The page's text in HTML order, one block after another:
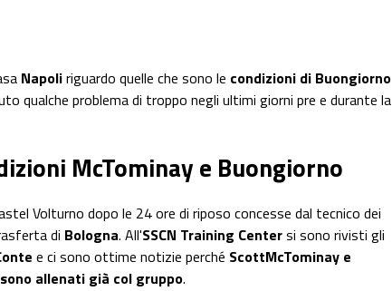
Napoliriguardo quelle che sono le condizioni di Buongiorno
qualche problema di troppo negli ultimi giorni pre e durante la
McTominay e Buongiorno
Volturno dopo le 24 ore di riposo concesse dal tecnico dei
di Bologna. All'SSCN Training Centersi sono rivisti gli
e ci sono ottime notizie perché ScottMcTominay e
allenati già col gruppo.